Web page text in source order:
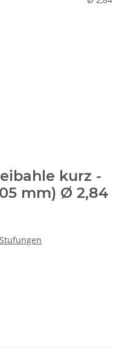
kurz -
mm) Ø 2,84